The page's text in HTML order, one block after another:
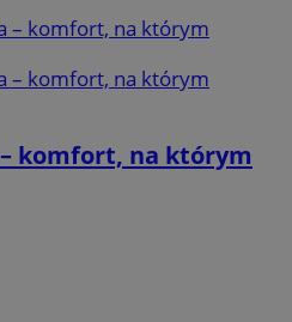
komfort, na którym